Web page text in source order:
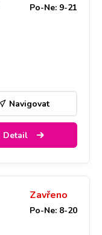
Po-Ne: 9-21
Navigovat
Detail
Zavřeno
Po-Ne: 8-20